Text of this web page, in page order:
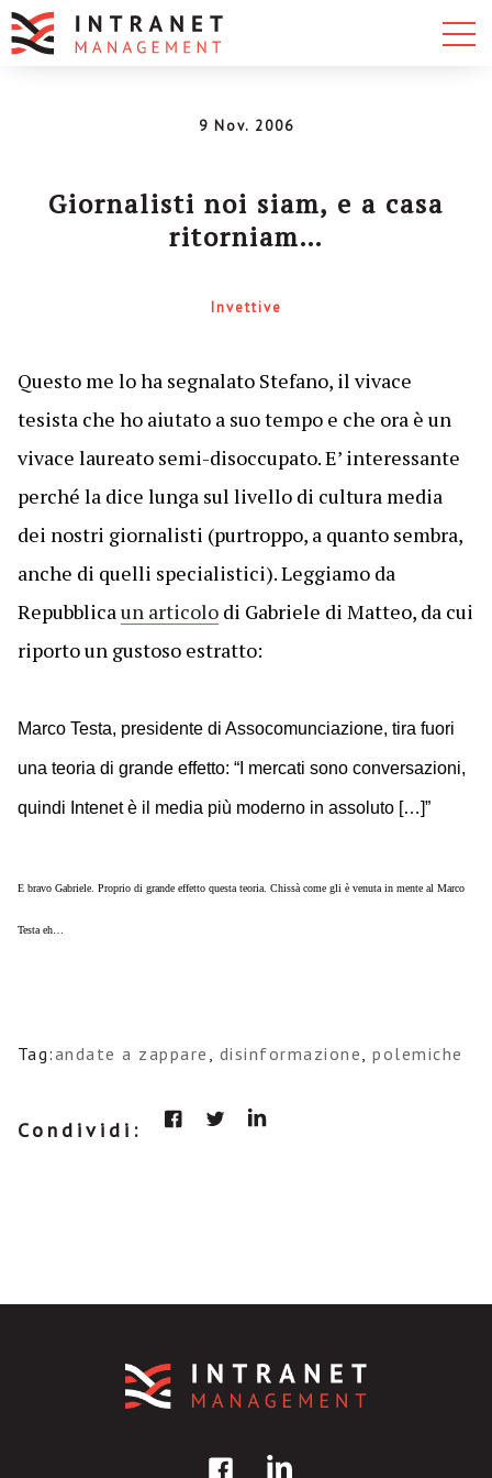
9 Nov. 2006
Giornalisti noi siam, e a casa
ritorniam…
Invettive
Questo me lo ha segnalato Stefano, il vivace
tesista che ho aiutato a suo tempo e che ora è un
vivace laureato semi-disoccupato. E’ interessante
perché la dice lunga sul livello di cultura media
dei nostri giornalisti (purtroppo, a quanto sembra,
anche di quelli specialistici). Leggiamo da
Repubblicaun articolodi Gabriele di Matteo, da cui
riporto un gustoso estratto:
Marco Testa, presidente di Assocomunciazione, tira fuori
una teoria di grande effetto: “I mercati sono conversazioni,
quindi Intenet è il media più moderno in assoluto […]”
E bravo Gabriele. Proprio di grande effetto questa teoria. Chissà come gli è venuta in mente al Marco
Testa eh…
Tag:andate a zappare , disinformazione,polemiche
Condividi: